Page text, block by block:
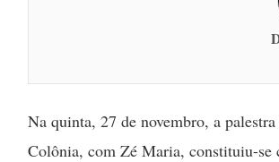
Na quinta, 27 de novembro, a
Colônia, com Zé Maria, constituiu-